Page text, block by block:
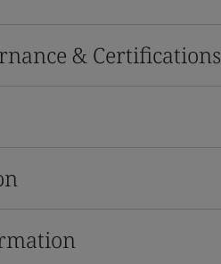
& Certifications